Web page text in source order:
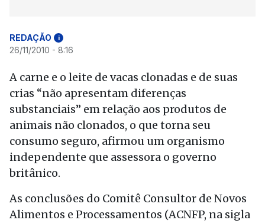
REDAÇÃO i
26/11/2010 - 8:16
A carne e o leite de vacas clonadas e de suas
crias “não apresentam diferenças
substanciais” em relação aos produtos de
animais não clonados, o que torna seu
consumo seguro, afirmou um organismo
independente que assessora o governo
britânico.
As conclusões do Comitê Consultor de Novos
Alimentos e Processamentos (ACNFP, na sigla